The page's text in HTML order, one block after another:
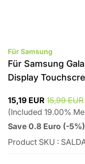
Für Samsung
Für Samsung
Display
15,19 EUR 15,99 EUR
(Included 19.00%
Save 0.8 Euro (-5%)
Product SKU :